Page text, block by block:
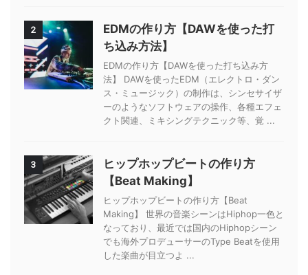
2
EDMの作り方【DAWを使った打
ち込み方法】
EDMの作り方【DAWを使った打ち込み方
法】 DAWを使ったEDM（エレクトロ・ダン
ス・ミュージック）の制作は、シンセサイザ
ーのようなソフトウェアの操作、各種エフェ
クト関連、ミキシングテクニック等、覚 ...
3
ヒップホップビートの作り方
【Beat Making】
ヒップホップビートの作り方【Beat
Making】 世界の音楽シーンはHiphop一色と
なっており、最近では国内のHiphopシーン
でも海外プロデューサーのType Beatを使用
した楽曲が目立つよ ...